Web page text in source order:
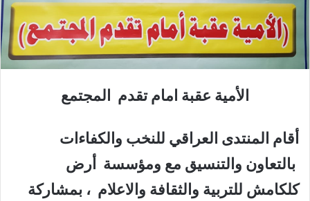
الأمية عقبة امام تقدم المجتمع
أقام المنتدى العراقي للنخب والكفاءات
بالتعاون والتنسيق مع ومؤسسة أرض
كلكامش للتربية والثقافة والاعلام ، بمشاركة